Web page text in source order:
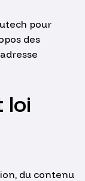
pour
des
loi
du contenu